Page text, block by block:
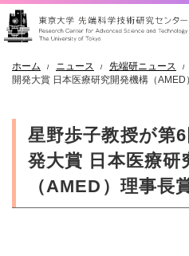
ホーム ニュース 先端研ニュース
開発大賞 日本医療研究開発機構（
星野歩子教授が第
発大賞 日本医療研
（AMED）理事長